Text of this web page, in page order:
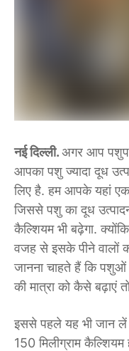
नई दिल्ली.अगर आप
आपका पशु ज्यादा दूध
लिए है. हम आपके यहां
जिससे पशु का दूध
कैल्शियम भी बढ़ेगा.
वजह से इसके पीने वालों
जानना चाहते हैं कि
की मात्रा को कैसे बढ़ाएं
इससे पहले यह भी जान
150 मिलीग्राम